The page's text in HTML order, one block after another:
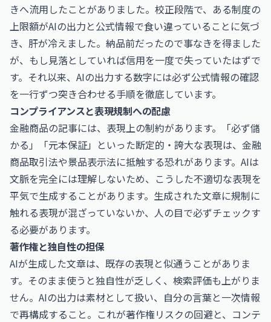
きへ流用したことがありました。校正段階で、ある制度の
上限額がAIの出力と公式情報で食い違っていることに気づ
き、肝が冷えました。納品前だったので事なきを得ました
が、もし見落としていれば信用を一度で失っていたはずで
す。それ以来、AIの出力する数字には必ず公式情報の確認
を一行ずつ突き合わせる手順を徹底しています。
コンプライアンスと表現規制への配慮
金融商品の記事には、表現上の制約があります。「必ず儲
かる」「元本保証」といった断定的・誇大な表現は、金融
商品取引法や景品表示法に抵触する恐れがあります。AIは
文脈を完全には理解しないため、こうした不適切な表現を
平気で生成することがあります。生成された文章に規制に
触れる表現が混ざっていないか、人の目で必ずチェックす
る必要があります。
著作権と独自性の担保
AIが生成した文章は、既存の表現と似通うことがありま
す。そのまま使うと独自性が乏しく、検索評価も上がりま
せん。AIの出力は素材として扱い、自分の言葉と一次情報
で再構成すること。これが著作権リスクの回避と、コンテ